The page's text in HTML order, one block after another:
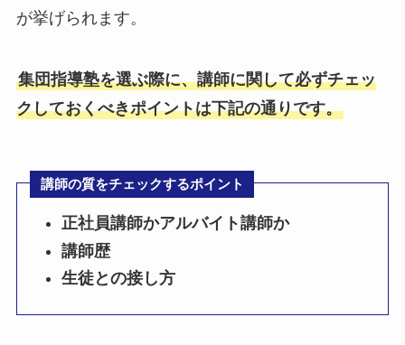
が挙げられます。
集団指導塾を選ぶ際に、講師に関して必ずチェッ
クしておくべきポイントは下記の通りです。
講師の質をチェックするポイント
正社員講師かアルバイト講師か
講師歴
生徒との接し方